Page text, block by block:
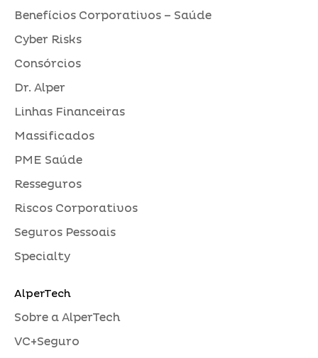
Benefícios Corporativos – Saúde
Cyber Risks
Consórcios
Dr. Alper
Linhas Financeiras
Massificados
PME Saúde
Resseguros
Riscos Corporativos
Seguros Pessoais
Specialty
AlperTech
Sobre a AlperTech
VC+Seguro